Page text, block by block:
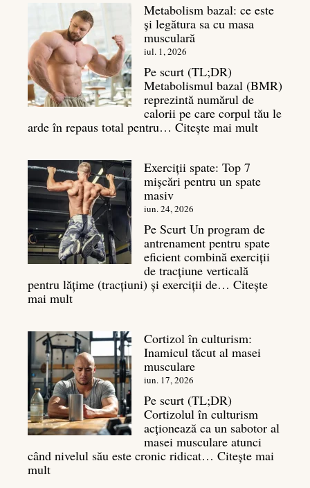
Metabolism bazal: ce este
și legătura sa cu masa
musculară
iul. 1, 2026
Pe scurt (TL;DR)
Metabolismul bazal (BMR)
reprezintă numărul de
calorii pe care corpul tău le
arde în repaus total pentru… Citește mai mult:
este
sa
cu
masa
musculară
Exerciții spate: Top 7
mișcări pentru un spate
masiv
iun. 24, 2026
Pe Scurt Un program de
antrenament pentru spate
eficient combină exerciții
de tracțiune verticală
pentru lățime (tracțiuni) și exerciții de… Citește
mai mult:
Top
7
mișcări
pentru
un
spate
masiv
Cortizol în culturism:
Inamicul tăcut al masei
musculare
iun. 17, 2026
Pe scurt (TL;DR)
Cortizolul în culturism
acționează ca un sabotor al
masei musculare atunci
când nivelul său este cronic ridicat… Citește mai
mult: